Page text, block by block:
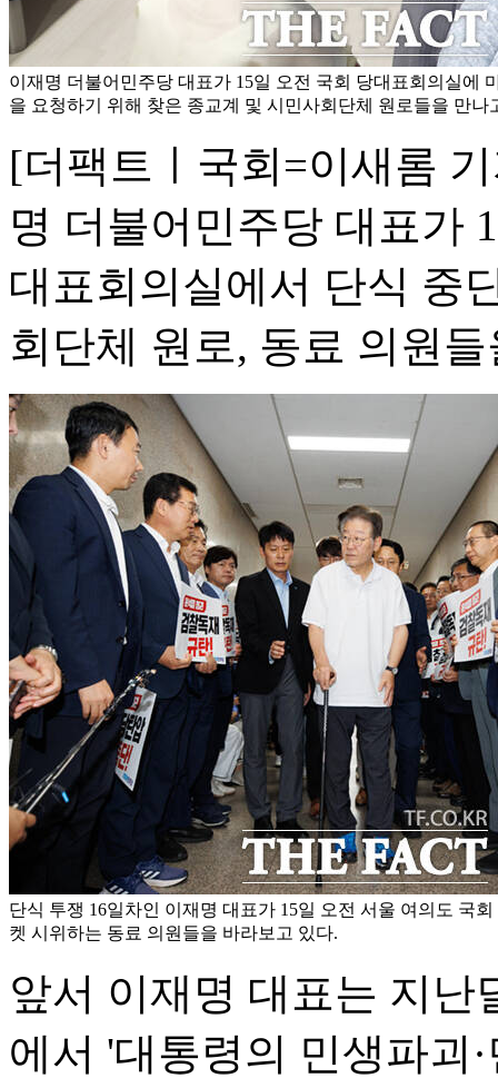
이재명 더불어민주당 대표가 15일 오전 국회 당대표회의실에
을 요청하기 위해 찾은 종교계 및 시민사회단체 원로들을 만나
[더팩트ㅣ국회=이새롬
명 더불어민주당 대표가
대표회의실에서 단식 중
회단체 원로, 동료 의원
단식 투쟁 16일차인 이재명 대표가 15일 오전 서울 여의도 국
켓 시위하는 동료 의원들을 바라보고 있다.
앞서 이재명 대표는 지난
에서 '대통령의 민생파괴